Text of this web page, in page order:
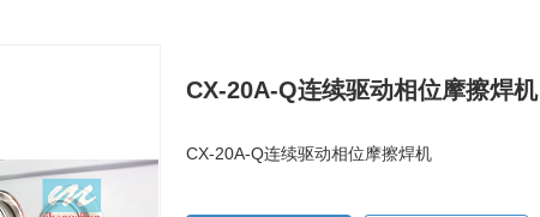
CX-20A-Q连续驱动相位摩擦焊机
CX-20A-Q连续驱动相位摩擦焊机